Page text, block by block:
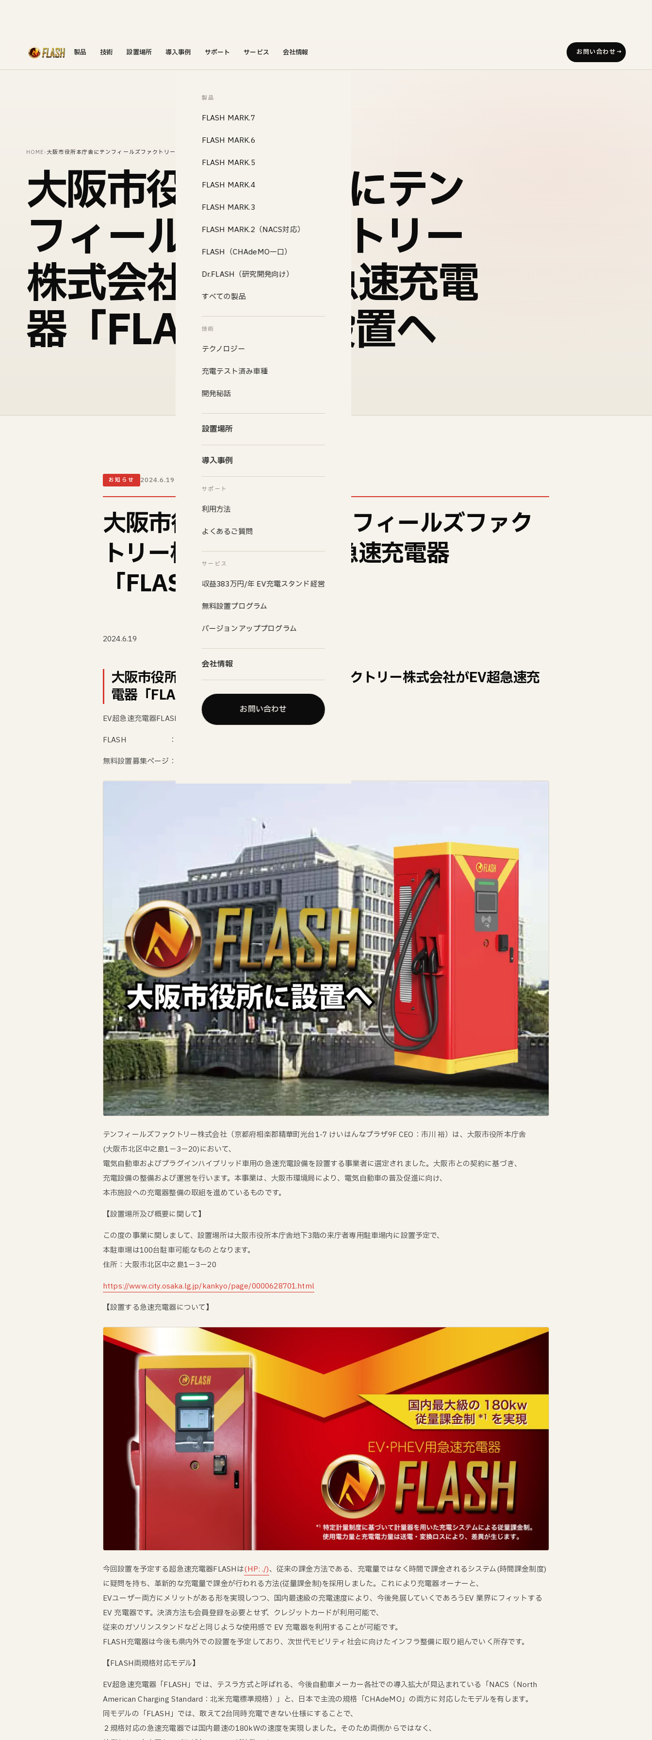
製品 技術 設置場所 導入事例 サポート サービス 会社情報 お問い合わせ
製品
FLASH MARK.7
FLASH MARK.6
FLASH MARK.5
FLASH MARK.4
FLASH MARK.3
FLASH MARK.2（NACS対応）
FLASH（CHAdeMO一口）
Dr.FLASH（研究開発向け）
すべての製品 →
技術
テクノロジー
充電テスト済み車種
開発秘話
設置場所
導入事例
サポート
利用方法
よくあるご質問
サービス
収益383万円/年 EV充電スタンド経営
無料設置プログラム
バージョンアッププログラム
会社情報
お問い合わせ
HOME›大阪市役所本庁舎にテンフィールズファクトリー株式会社がEV超急速充電器「FLASH」を設置へ
大阪市役所本庁舎にテン
フィールズファクトリー
株式会社がEV超急速充電
器「FLASH」を設置へ
お知らせ 2024.6.19
大阪市役所本庁舎にテンフィールズファク
トリー株式会社がEV超急速充電器
「FLASH」を設置へ
2024.6.19
大阪市役所本庁舎にテンフィールズファクトリー株式会社がEV超急速充
電器「FLASH」を設置へ
EV超急速充電器FLASHを大阪市役所本町に設置
FLASH ：
無料設置募集ページ：
テンフィールズファクトリー株式会社（京都府相楽郡精華町光台1-7 けいはんなプラザ9F CEO：市川 裕）は、大阪市役所本庁舎
(大阪市北区中之島1－3－20)において、
電気自動車およびプラグインハイブリッド車用の急速充電設備を設置する事業者に選定されました。大阪市との契約に基づき、
充電設備の整備および運営を行います。本事業は、大阪市環境局により、電気自動車の普及促進に向け、
本市施設への充電器整備の取組を進めているものです。
【設置場所及び概要に関して】
この度の事業に関しまして、設置場所は大阪市役所本庁舎地下3階の来庁者専用駐車場内に設置予定で、
本駐車場は100台駐車可能なものとなります。
住所：大阪市北区中之島1－3－20
https://www.city.osaka.lg.jp/kankyo/page/0000628701.html
【設置する急速充電器について】
今回設置を予定する超急速充電器FLASHは(HP: ./)、従来の課金方法である、充電量ではなく時間で課金されるシステム(時間課金制度)
に疑問を持ち、革新的な充電量で課金が行われる方法(従量課金制)を採用しました。これにより充電器オーナーと、
EVユーザー両方にメリットがある形を実現しつつ、国内最速級の充電速度により、今後発展していくであろうEV 業界にフィットする
EV 充電器です。決済方法も会員登録を必要とせず、クレジットカードが利用可能で、
従来のガソリンスタンドなどと同じような使用感で EV 充電器を利用することが可能です。
FLASH充電器は今後も県内外での設置を予定しており、次世代モビリティ社会に向けたインフラ整備に取り組んでいく所存です。
【FLASH両規格対応モデル】
EV超急速充電器「FLASH」では、テスラ方式と呼ばれる、今後自動車メーカー各社での導入拡大が見込まれている「NACS（North
American Charging Standard：北米充電標準規格）」と、日本で主流の規格「CHAdeMO」の両方に対応したモデルを有します。
同モデルの「FLASH」では、敢えて2台同時充電できない仕様にすることで、
２規格対応の急速充電器では国内最速の180kWの速度を実現しました。そのため両側からではなく、